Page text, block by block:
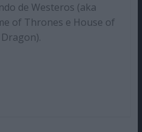
de Westeros (aka
of Thrones e House of